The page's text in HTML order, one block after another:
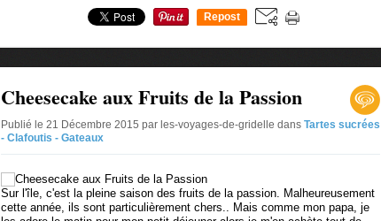
Repost
Cheesecake aux Fruits de la Passion
Publié le 21 Décembre 2015 par les-voyages-de-gridelle dans Tartes sucrées
- Clafoutis - Gateaux
Sur l'île, c'est la pleine saison des fruits de la passion. Malheureusement
cette année, ils sont particulièrement chers.. Mais comme mon papa, je